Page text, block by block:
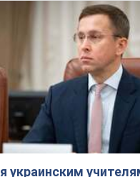
украинским